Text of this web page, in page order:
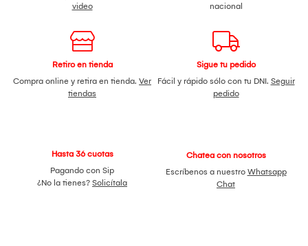
video
nacional
Retiro en tienda
Compra online y retira en tienda. Ver
tiendas
Sigue tu pedido
Fácil y rápido sólo con tu DNI. Seguir
pedido
Hasta 36 cuotas
Pagando con Sip
¿No la tienes? Solicítala
Chatea con nosotros
Escríbenos a nuestro Whatsapp
Chat